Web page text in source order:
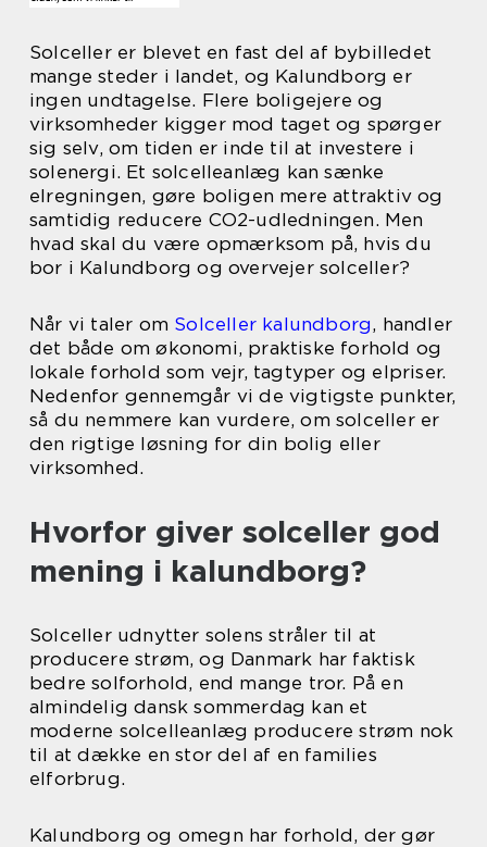
Solceller er blevet en fast del af bybilledet
mange steder i landet, og Kalundborg er
ingen undtagelse. Flere boligejere og
virksomheder kigger mod taget og spørger
sig selv, om tiden er inde til at investere i
solenergi. Et solcelleanlæg kan sænke
elregningen, gøre boligen mere attraktiv og
samtidig reducere CO2-udledningen. Men
hvad skal du være opmærksom på, hvis du
bor i Kalundborg og overvejer solceller?
Når vi taler om Solceller kalundborg, handler
det både om økonomi, praktiske forhold og
lokale forhold som vejr, tagtyper og elpriser.
Nedenfor gennemgår vi de vigtigste punkter,
så du nemmere kan vurdere, om solceller er
den rigtige løsning for din bolig eller
virksomhed.
Hvorfor giver solceller god
mening i kalundborg?
Solceller udnytter solens stråler til at
producere strøm, og Danmark har faktisk
bedre solforhold, end mange tror. På en
almindelig dansk sommerdag kan et
moderne solcelleanlæg producere strøm nok
til at dække en stor del af en families
elforbrug.
Kalundborg og omegn har forhold, der gør